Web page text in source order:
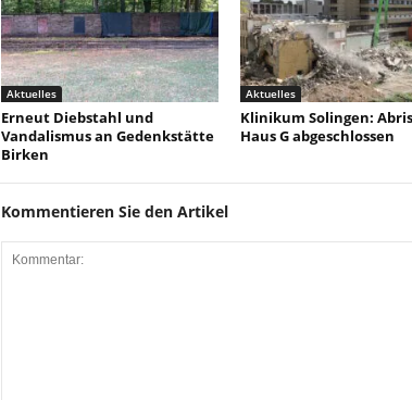
Aktuelles
Erneut Diebstahl und
Vandalismus an Gedenkstätte
Birken
Aktuelles
Klinikum Solingen:
Haus G abgeschlossen
Kommentieren Sie den Artikel